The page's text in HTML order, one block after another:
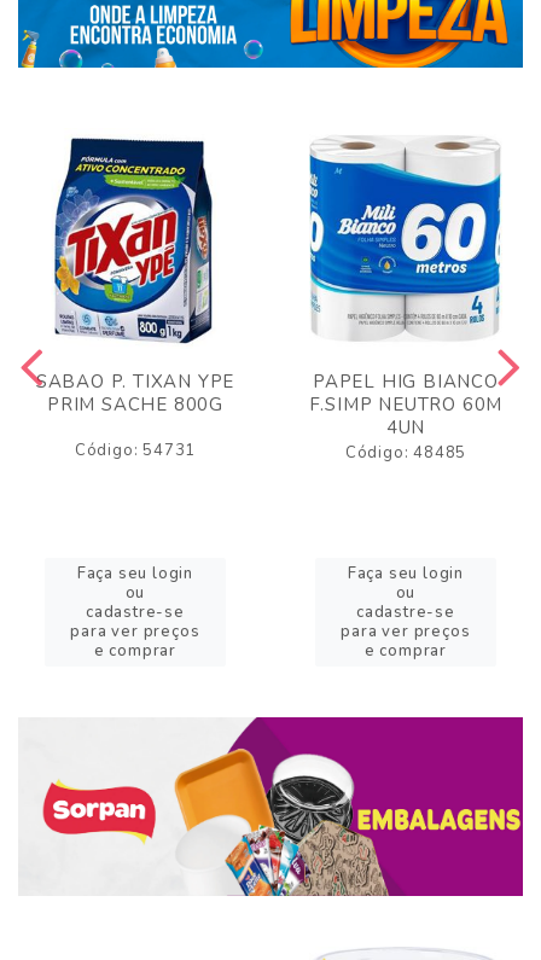
SABAO P. TIXAN YPE
PRIM SACHE 800G
Código: 54731
Faça seu login
ou
cadastre-se
para ver preços
e comprar
PAPEL HIG BIANCO
F.SIMP NEUTRO 60M
4UN
Código: 48485
Faça seu login
ou
cadastre-se
para ver preços
e comprar